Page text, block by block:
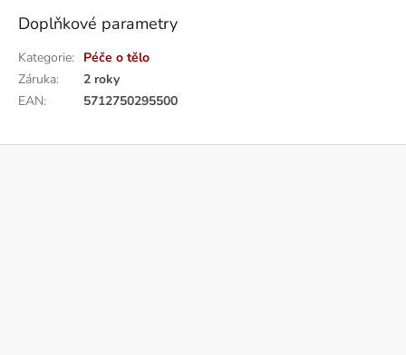
Doplňkové parametry
Kategorie: Péče o tělo
Záruka:
2 roky
EAN: 5712750295500
Z